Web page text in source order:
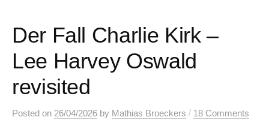
Der Fall Charlie Kirk –
Lee Harvey Oswald
revisited
Posted on 26/04/2026 by Mathias Broeckers / 18 Comments